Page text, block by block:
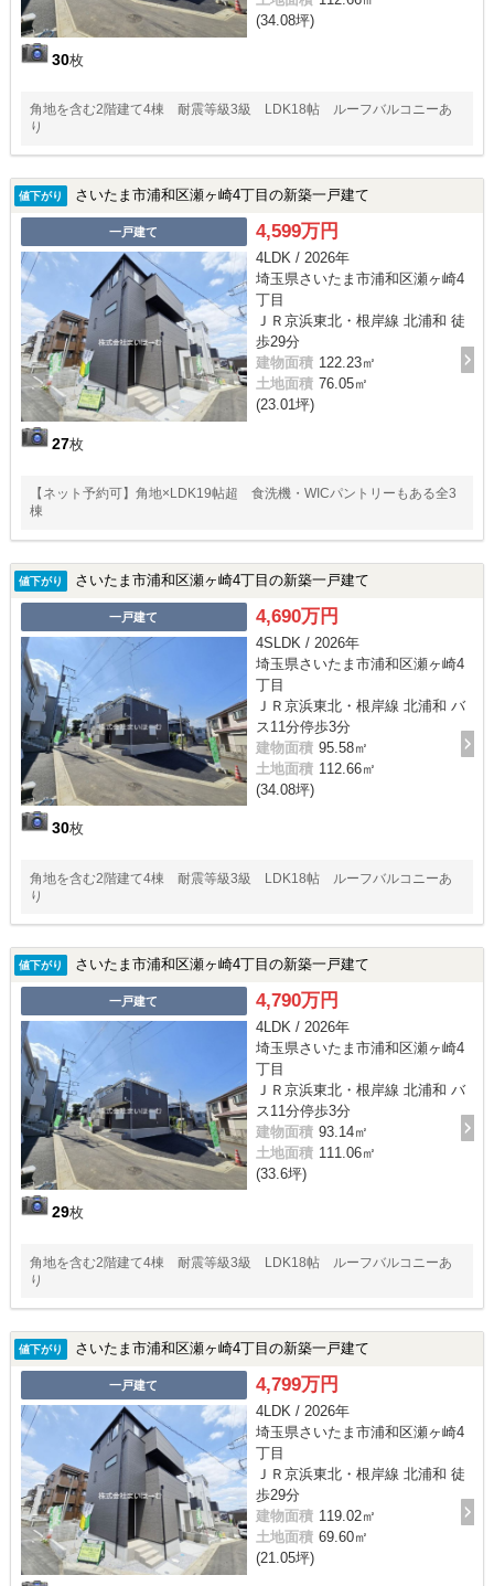
30枚
(34.08坪)
角地を含む2階建て4棟 耐震等級3級 LDK18帖 ルーフバルコニーあ
り
値下がり さいたま市浦和区瀬ヶ崎4丁目の新築一戸建て
一戸建て
27枚
4,599万円
4LDK / 2026年
埼玉県さいたま市浦和区瀬ヶ崎4
丁目
ＪＲ京浜東北・根岸線 北浦和 徒
歩29分
建物面積 122.23㎡
土地面積 76.05㎡
(23.01坪)
【ネット予約可】角地×LDK19帖超 食洗機・WICパントリーもある全3
棟
値下がり さいたま市浦和区瀬ヶ崎4丁目の新築一戸建て
一戸建て
30枚
4,690万円
4SLDK / 2026年
埼玉県さいたま市浦和区瀬ヶ崎4
丁目
ＪＲ京浜東北・根岸線 北浦和 バ
ス11分停歩3分
建物面積 95.58㎡
土地面積 112.66㎡
(34.08坪)
角地を含む2階建て4棟 耐震等級3級 LDK18帖 ルーフバルコニーあ
り
値下がり さいたま市浦和区瀬ヶ崎4丁目の新築一戸建て
一戸建て
29枚
4,790万円
4LDK / 2026年
埼玉県さいたま市浦和区瀬ヶ崎4
丁目
ＪＲ京浜東北・根岸線 北浦和 バ
ス11分停歩3分
建物面積 93.14㎡
土地面積 111.06㎡
(33.6坪)
角地を含む2階建て4棟 耐震等級3級 LDK18帖 ルーフバルコニーあ
り
値下がり さいたま市浦和区瀬ヶ崎4丁目の新築一戸建て
一戸建て 4,799万円
4LDK / 2026年
埼玉県さいたま市浦和区瀬ヶ崎4
丁目
ＪＲ京浜東北・根岸線 北浦和 徒
歩29分
建物面積 119.02㎡
土地面積 69.60㎡
(21.05坪)